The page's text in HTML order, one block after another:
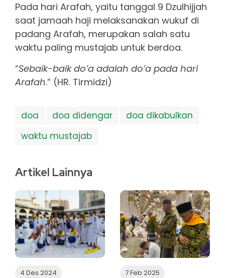
Pada hari Arafah, yaitu tanggal 9 Dzulhijjah
saat jamaah haji melaksanakan wukuf di
padang Arafah, merupakan salah satu
waktu paling mustajab untuk berdoa.
“Sebaik-baik do’a adalah do’a pada hari
Arafah.” (HR. Tirmidzi)
doa doa didengar
doa dikabulkan
waktu mustajab
Artikel Lainnya
4 Des 2024 7 Feb 2025